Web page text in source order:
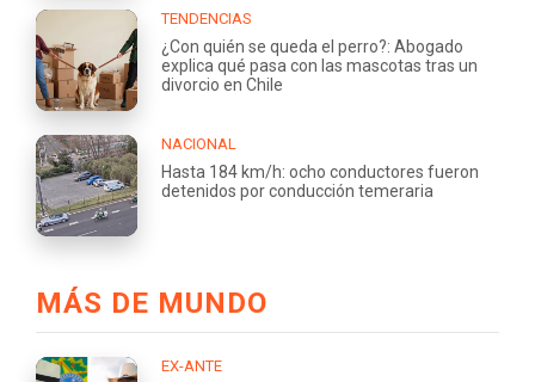
TENDENCIAS
¿Con quién se queda el perro?: Abogado
explica qué pasa con las mascotas tras un
divorcio en Chile
NACIONAL
Hasta 184 km/h: ocho conductores fueron
detenidos por conducción temeraria
MÁS DE MUNDO
EX-ANTE